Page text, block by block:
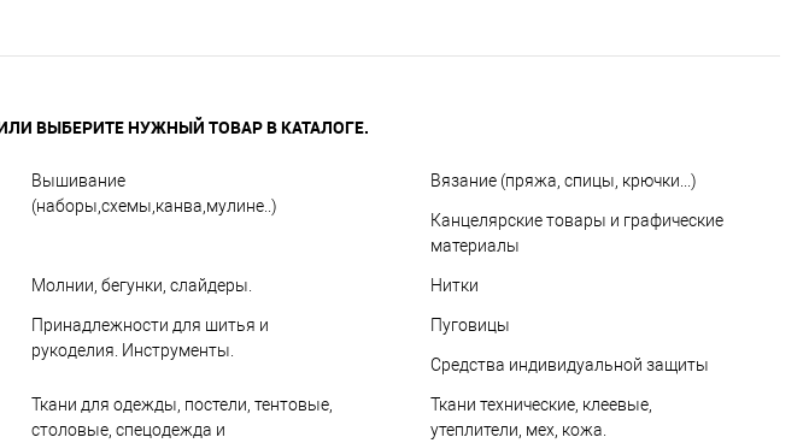
ВЫБЕРИТЕ НУЖНЫЙ ТОВАР В КАТАЛОГЕ.
Вышивание
(наборы,схемы,канва,мулине..)
Вязание (пряжа, спицы, крючки...)
Канцелярские товары и графические
материалы
Молнии, бегунки, слайдеры. Нитки
Принадлежности для шитья и
рукоделия. Инструменты.
Пуговицы
Средства индивидуальной защиты
Ткани для одежды, постели, тентовые,
столовые, спецодежда и
Ткани технические, клеевые,
утеплители, мех, кожа.